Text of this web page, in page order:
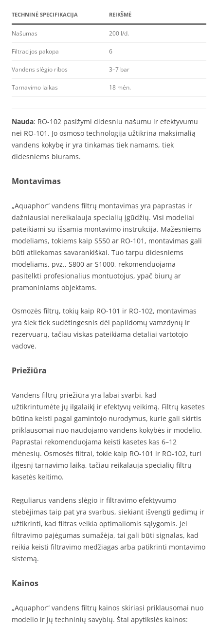
TECHNINĖ SPECIFIKACIJA REIKŠMĖ
Našumas 200 l/d.
Filtracijos pakopa 6
Vandens slėgio ribos 3–7 bar
Tarnavimo laikas 18 mėn.
Nauda: RO-102 pasižymi didesniu našumu ir efektyvumu
nei RO-101. Jo osmoso technologija užtikrina maksimalią
vandens kokybę ir yra tinkamas tiek namams, tiek
didesniems biurams.
Montavimas
„Aquaphor“ vandens filtrų montavimas yra paprastas ir
dažniausiai nereikalauja specialių įgūdžių. Visi modeliai
pateikiami su išsamia montavimo instrukcija. Mažesniems
modeliams, tokiems kaip S550 ar RO-101, montavimas gali
būti atliekamas savarankiškai. Tuo tarpu didesniems
modeliams, pvz., S800 ar S1000, rekomenduojama
pasitelkti profesionalius montuotojus, ypač biurų ar
pramoniniams objektams.
Osmozės filtrų, tokių kaip RO-101 ir RO-102, montavimas
yra šiek tiek sudėtingesnis dėl papildomų vamzdynų ir
rezervuarų, tačiau viskas pateikiama detaliai vartotojo
vadove.
Priežiūra
Vandens filtrų priežiūra yra labai svarbi, kad
užtikrintumėte jų ilgalaikį ir efektyvų veikimą. Filtrų kasetes
būtina keisti pagal gamintojo nurodymus, kurie gali skirtis
priklausomai nuo naudojamo vandens kokybės ir modelio.
Paprastai rekomenduojama keisti kasetes kas 6–12
mėnesių. Osmosės filtrai, tokie kaip RO-101 ir RO-102, turi
ilgesnį tarnavimo laiką, tačiau reikalauja specialių filtrų
kasetės keitimo.
Reguliarus vandens slėgio ir filtravimo efektyvumo
stebėjimas taip pat yra svarbus, siekiant išvengti gedimų ir
užtikrinti, kad filtras veikia optimaliomis sąlygomis. Jei
filtravimo pajėgumas sumažėja, tai gali būti signalas, kad
reikia keisti filtravimo medžiagas arba patikrinti montavimo
sistemą.
Kainos
„Aquaphor“ vandens filtrų kainos skiriasi priklausomai nuo
modelio ir jų techninių savybių. Štai apytikslės kainos: